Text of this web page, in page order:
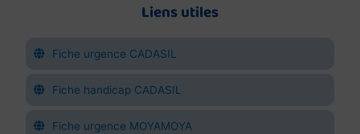
Liens utiles
Fiche urgence CADASIL
Fiche handicap CADASIL
Fiche urgence MOYAMOYA